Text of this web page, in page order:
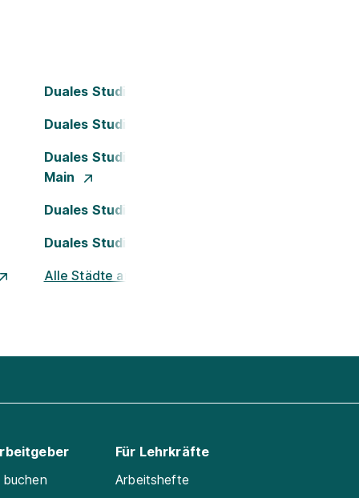
Duales Studium Bielefeld
Duales Studium Dortmund
Duales Studium Frankfurt am
Main
Duales Studium Köln
Duales Studium Nürnberg
Alle Städte ansehen
Für Lehrkräfte
Arbeitshefte